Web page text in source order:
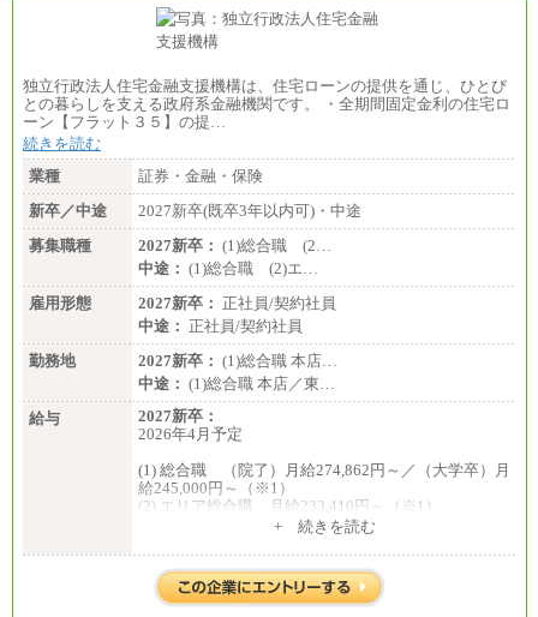
独立行政法人住宅金融支援機構は、住宅ローンの提供を通じ、ひとび
との暮らしを支える政府系金融機関です。 ・全期間固定金利の住宅ロ
ーン【フラット３５】の提…
続きを読む
業種
証券・金融・保険
新卒／中途
2027新卒(既卒3年以内可)・中途
募集職種
2027新卒： (1)総合職 (2…
中途： (1)総合職 (2)エ…
雇用形態
2027新卒： 正社員/契約社員
中途： 正社員/契約社員
勤務地
2027新卒： (1)総合職 本店…
中途： (1)総合職 本店／東…
給与
2027新卒：
2026年4月予定
(1) 総合職 （院了）月給274,862円～／（大学卒）月
給245,000円～（※1）
(2) エリア総合職 月給233,410円～（※1）
(3) アシスタントスタッフ 日給9,800円～12,500円
※１ 試用期間６か月（試用期間中も給与に変更
はございません）
※２ 勤務地により異なります
+ 続きを読む